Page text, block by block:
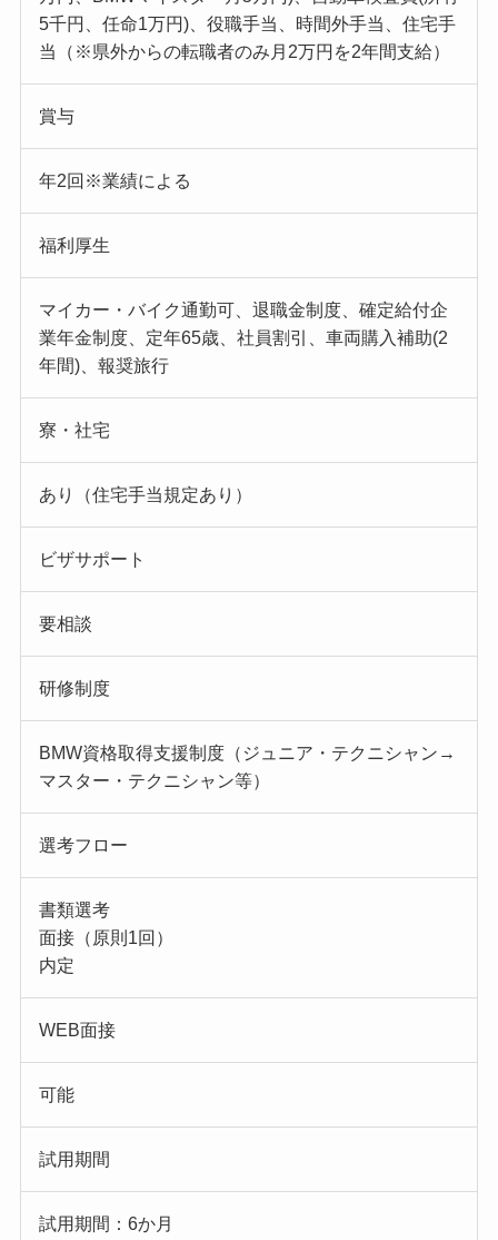
5千円、任命1万円)、役職手当、時間外手当、住宅手
当（※県外からの転職者のみ月2万円を2年間支給）
賞与
年2回※業績による
福利厚生
マイカー・バイク通勤可、退職金制度、確定給付企
業年金制度、定年65歳、社員割引、車両購入補助(2
年間)、報奨旅行
寮・社宅
あり（住宅手当規定あり）
ビザサポート
要相談
研修制度
BMW資格取得支援制度（ジュニア・テクニシャン→
マスター・テクニシャン等）
選考フロー
書類選考
面接（原則1回）
内定
WEB面接
可能
試用期間
試用期間：6か月